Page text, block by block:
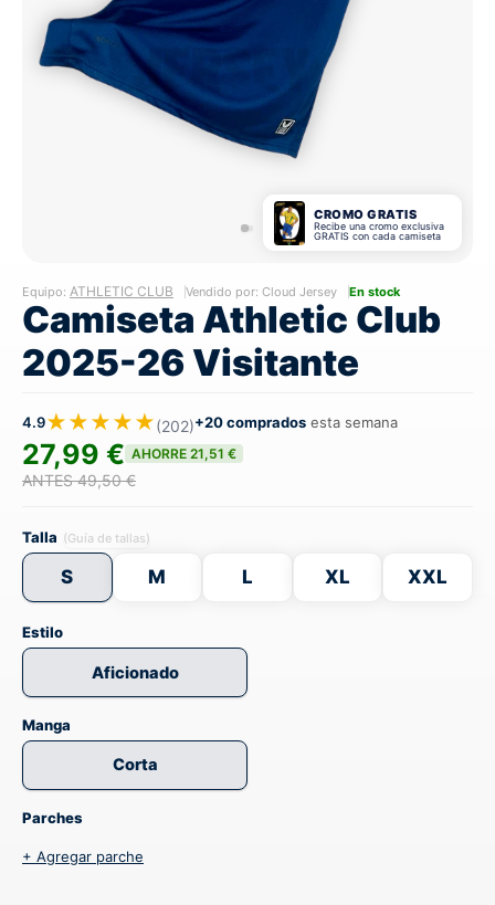
CROMO GRATIS
Recibe una cromo exclusiva
GRATIS con cada camiseta
Equipo: ATHLETIC CLUB Vendido por: Cloud Jersey En stock
Camiseta Athletic Club
2025-26 Visitante
4.9★★★★★(202)+20 comprados esta semana
27,99 € AHORRE 21,51 €
ANTES 49,50 €
Talla (Guía de tallas)
S M L XL XXL
Estilo
Aficionado
Manga
Corta
Parches
+ Agregar parche